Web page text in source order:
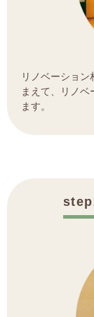
リノベーショ
まえて、リノ
ます。